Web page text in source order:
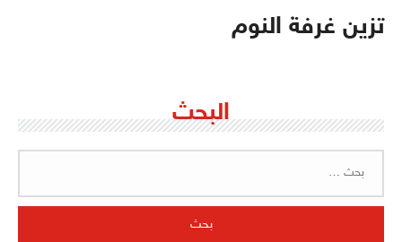
تزين غرفة النوم
البحث